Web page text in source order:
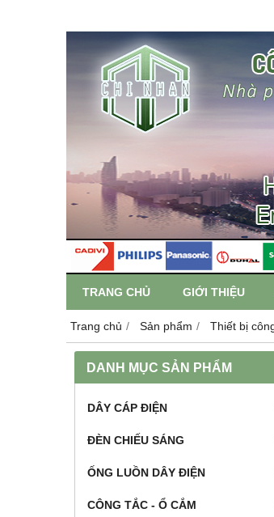
TRANG CHỦ GIỚI THIỆU
Trang chủ Sản phẩm Thiết bị
DANH MỤC SẢN PHẨM
DÂY CÁP ĐIỆN
ĐÈN CHIẾU SÁNG
ỐNG LUỒN DÂY ĐIỆN
CÔNG TẮC - Ổ CẮM